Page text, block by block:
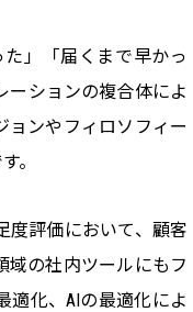
」「届くまで早かっ
ーションの複合体によ
ョンやフィロソフィー
。
度評価において、顧客
域の社内ツールにもフ
適化、AIの最適化によ